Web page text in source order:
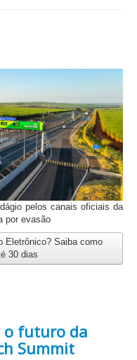
pelos canais oficiais da
por evasão
Eletrônico? Saiba como
30 dias
o futuro da
Summit